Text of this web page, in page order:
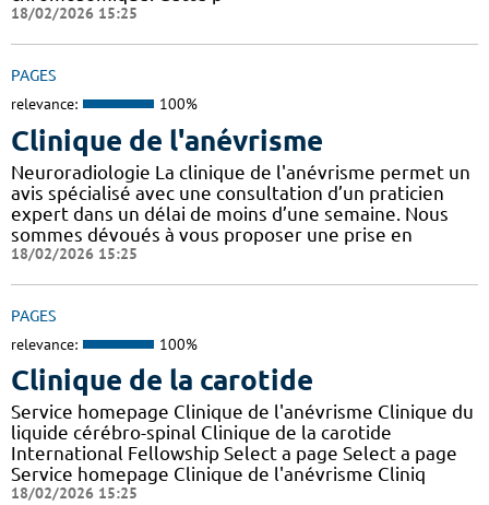
18/02/2026 15:25
PAGES
relevance: 100%
Clinique de l'anévrisme
Neuroradiologie La clinique de l'anévrisme permet un
avis spécialisé avec une consultation d’un praticien
expert dans un délai de moins d’une semaine. Nous
sommes dévoués à vous proposer une prise en
18/02/2026 15:25
PAGES
relevance: 100%
Clinique de la carotide
Service homepage Clinique de l'anévrisme Clinique du
liquide cérébro-spinal Clinique de la carotide
International Fellowship Select a page Select a page
Service homepage Clinique de l'anévrisme Cliniq
18/02/2026 15:25